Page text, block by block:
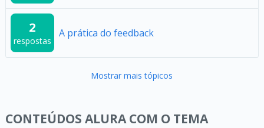
2
respostas
A prática do feedback
Mostrar mais tópicos
CONTEÚDOS ALURA COM O TEMA